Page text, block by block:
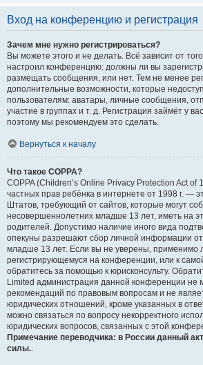
Вход на конференцию и регистрация
Зачем мне нужно регистрироваться?
Вы можете этого и не делать. Всё зависит от
настроил конференцию: должны ли вы
размещать сообщения, или нет. Тем не менее
дополнительные возможности, которые
пользователям: аватары, личные сообщения,
участие в группах и т. д. Регистрация займёт у
поэтому мы рекомендуем это сделать.
Вернуться к началу
Что такое COPPA?
COPPA (Children’s Online Privacy Protection Act of
частных прав ребёнка в интернете от 1998 г. —
Штатов, требующий от сайтов, которые могут
несовершеннолетних младше 13 лет, иметь на
родителей. Допустимо наличие иного вида
опекуны разрешают сбор личной информации
младше 13 лет. Если вы не уверены, применимо
регистрирующемуся на конференции, или к
обратитесь за помощью к юрисконсульту.
Limited администрация данной конференции не
рекомендаций по правовым вопросам и не
юридических отношений, кроме указанных в
можно связаться по вопросу некорректного
юридических вопросов, связанных с этой
Примечание переводчика: в России данный
силы..